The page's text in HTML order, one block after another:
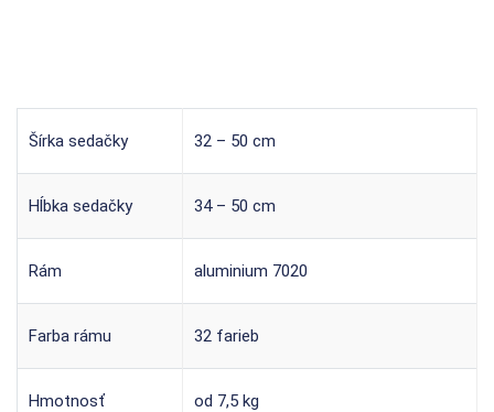
Šírka sedačky 32 – 50 cm
Hĺbka sedačky 34 – 50 cm
Rám aluminium 7020
Farba rámu 32 farieb
Hmotnosť od 7,5 kg